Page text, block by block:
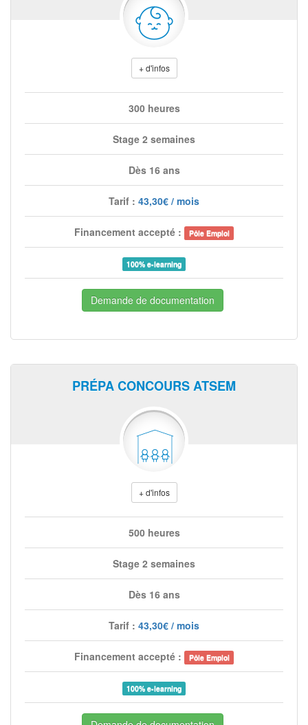
+ d'infos
300 heures
Stage 2 semaines
Dès 16 ans
Tarif : 43,30€ / mois
Financement accepté : Pôle Emploi
100% e-learning
Demande de documentation
PRÉPA CONCOURS ATSEM
+ d'infos
500 heures
Stage 2 semaines
Dès 16 ans
Tarif : 43,30€ / mois
Financement accepté : Pôle Emploi
100% e-learning